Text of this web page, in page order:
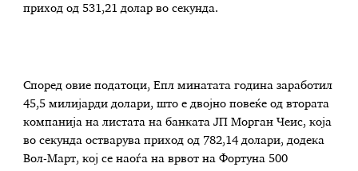
приход од 531,21 долар во секунда.
Според овие податоци, Епл минатата година заработил
45,5 милијарди долари, што е двојно повеќе од втората
компанија на листата на банката ЈП Морган Чеис, која
во секунда остварува приход од 782,14 долари, додека
Вол-Март, кој се наоѓа на врвот на Фортуна 500